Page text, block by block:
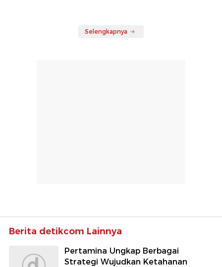
Selengkapnya
Berita detikcom Lainnya
Pertamina Ungkap Berbagai
Strategi Wujudkan Ketahanan